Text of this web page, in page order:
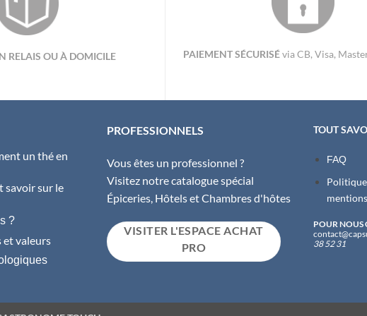
RELAIS OU À DOMICILE PAIEMENT SÉCURISÉvia CB, Visa,
un thé en
savoir sur le
?
et valeurs
PROFESSIONNELS
Vous êtes un professionnel ?
Visitez notre catalogue spécial
Épiceries, Hôtels et Chambres d'hôtes
VISITER L'ESPACE ACHAT
PRO
TOUT
FAQ
m
POUR NOUS
38 52 31